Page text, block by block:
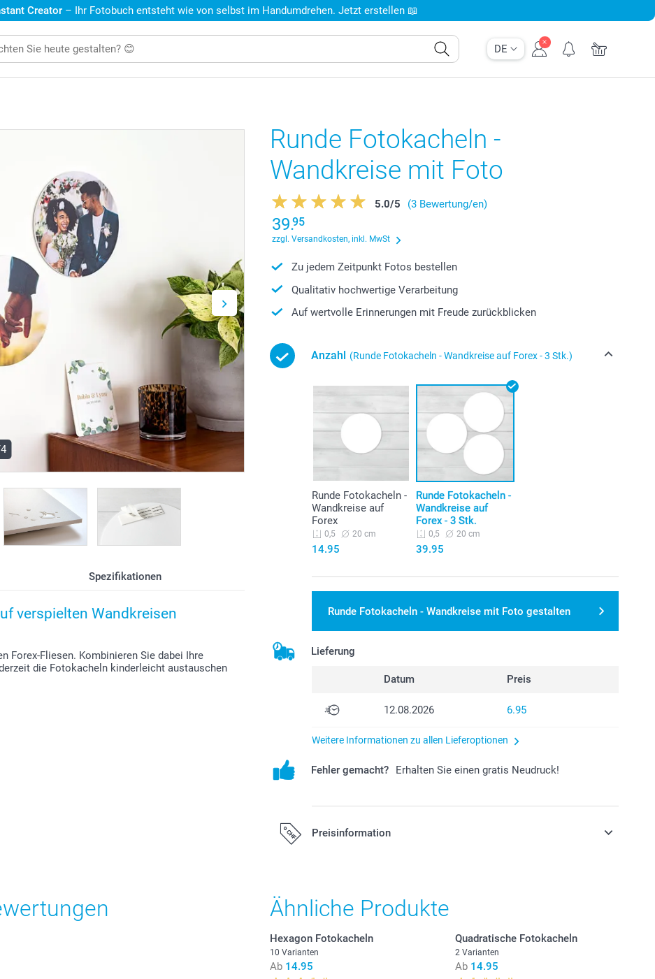
DE
Creator – Ihr Fotobuch entsteht wie von selbst im Handumdrehen. Jetzt erstellen 📖
Spezifikationen
verspielten Wandkreisen
Forex-Fliesen. Kombinieren Sie dabei Ihre
die Fotokacheln kinderleicht austauschen
Runde Fotokacheln -
Wandkreise mit Foto
5.0/5 (3 Bewertung/en)
39.95
zzgl. Versandkosten, inkl. MwSt
Zu jedem Zeitpunkt Fotos bestellen
Qualitativ hochwertige Verarbeitung
Auf wertvolle Erinnerungen mit Freude zurückblicken
Anzahl (Runde Fotokacheln - Wandkreise auf Forex - 3 Stk.)
Runde Fotokacheln -
Wandkreise auf
Forex
0,5 20 cm
14.95
Runde Fotokacheln -
Wandkreise auf
Forex - 3 Stk.
0,5 20 cm
39.95
Runde Fotokacheln - Wandkreise mit Foto gestalten
Lieferung
Datum Preis
12.08.2026 6.95
Weitere Informationen zu allen Lieferoptionen
Fehler gemacht? Erhalten Sie einen gratis Neudruck!
Preisinformation
zzgl. Versandkosten.
Ähnliche Produkte
Hexagon Fotokacheln
10 Varianten
Ab 14.95
Quadratische Fotokacheln
2 Varianten
Ab 14.95